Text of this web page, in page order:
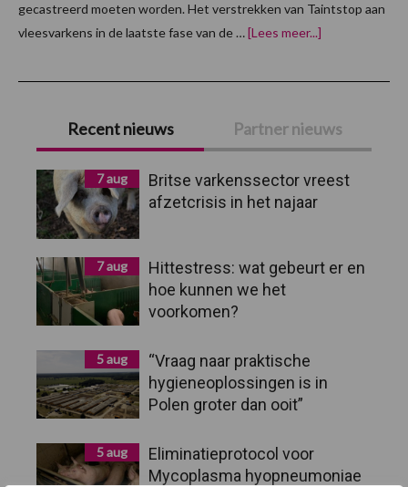
gecastreerd moeten worden. Het verstrekken van Taintstop aan
vleesvarkens in de laatste fase van de …[Lees meer...]
Primaire
Sidebar
Recent nieuws Partner nieuws
7 aug
Britse varkenssector vreest
afzetcrisis in het najaar
7 aug
Hittestress: wat gebeurt er en
hoe kunnen we het
voorkomen?
5 aug
“Vraag naar praktische
hygieneoplossingen is in
Polen groter dan ooit”
5 aug
Eliminatieprotocol voor
Mycoplasma hyopneumoniae